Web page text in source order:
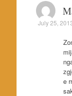
July 25,
e